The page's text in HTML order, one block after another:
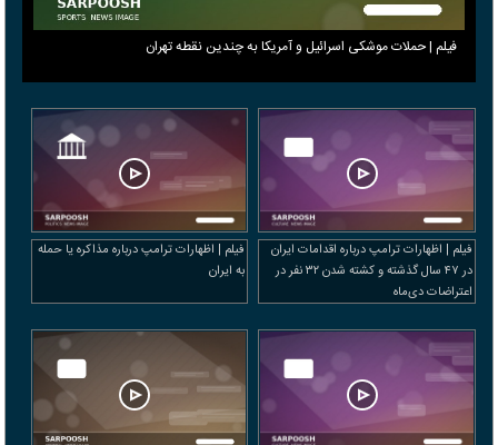
فیلم | حملات موشکی اسرائیل و آمریکا به چندین نقطه تهران
فیلم | اظهارات ترامپ درباره اقدامات ایران
در ۴۷ سال گذشته و کشته شدن ۳۲ نفر در
اعتراضات دی‌ماه
فیلم | اظهارات ترامپ درباره مذاکره یا حمله
به ایران